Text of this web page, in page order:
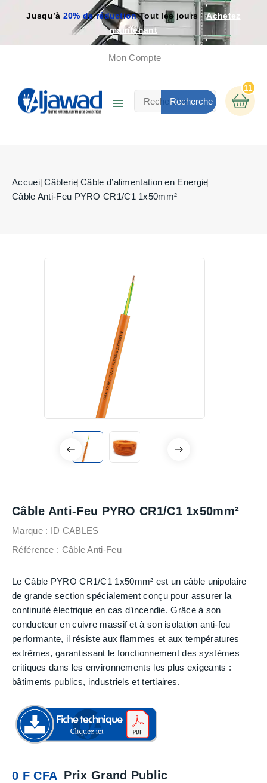
Jusqu’à 20% de réductionTout les jours
Achetez
maintenant
Mon Compte
 Recherche
11
Accueil Câblerie Câble d’alimentation en Energie
Câble Anti-Feu PYRO CR1/C1 1x50mm²
Câble Anti-Feu PYRO CR1/C1 1x50mm²
Marque : ID CABLES
Référence : Câble Anti-Feu
Le Câble PYRO CR1/C1 1x50mm² est un câble unipolaire
de grande section spécialement conçu pour assurer la
continuité électrique en cas d’incendie. Grâce à son
conducteur en cuivre massif et à son isolation anti-feu
performante, il résiste aux flammes et aux températures
extrêmes, garantissant le fonctionnement des systèmes
critiques dans les environnements les plus exigeants :
bâtiments publics, industriels et tertiaires.
0 F CFA Prix Grand Public